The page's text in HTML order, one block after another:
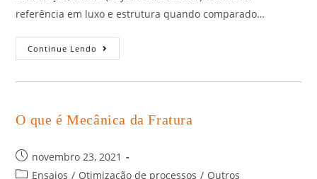
referência em luxo e estrutura quando comparado…
Continue Lendo
O que é Mecânica da Fratura
novembro 23, 2021
Ensaios / Otimização de processos / Outros